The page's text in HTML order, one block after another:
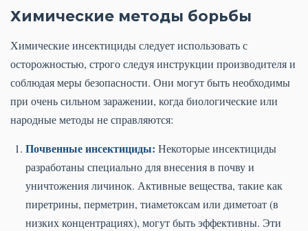
Химические методы борьбы
Химические инсектициды следует использовать с
осторожностью, строго следуя инструкции производителя и
соблюдая меры безопасности. Они могут быть необходимы
при очень сильном заражении, когда биологические или
народные методы не справляются:
Почвенные инсектициды: Некоторые инсектициды
разработаны специально для внесения в почву и
уничтожения личинок. Активные вещества, такие как
пиретрины, перметрин, тиаметоксам или диметоат (в
низких концентрациях), могут быть эффективны. Эти